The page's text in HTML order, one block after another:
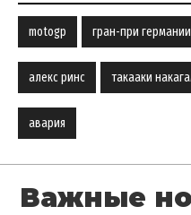
motogp гран-при германии
алекс ринс такааки
авария
Важные